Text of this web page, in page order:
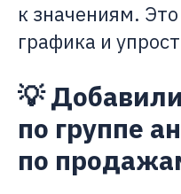
к значениям.
графика и
💡
по группе
по